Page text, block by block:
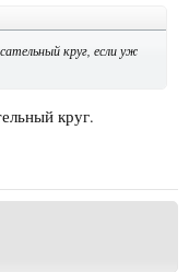
круг, если уж
круг.